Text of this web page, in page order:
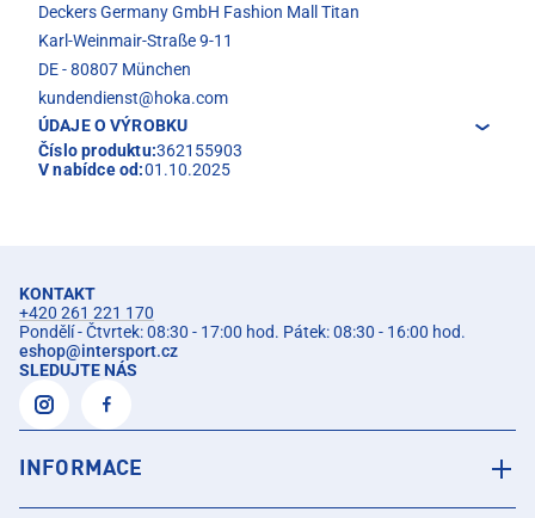
Deckers Germany GmbH Fashion Mall Titan
Karl-Weinmair-Straße 9-11
DE - 80807 München
kundendienst@hoka.com
ÚDAJE O VÝROBKU
Číslo produktu:362155903
V nabídce od:01.10.2025
KONTAKT
+420 261 221 170
Pondělí - Čtvrtek: 08:30 - 17:00 hod. Pátek: 08:30 - 16:00 hod.
eshop@intersport.cz
SLEDUJTE NÁS
INFORMACE